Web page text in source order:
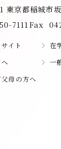
東京都稲城市
7111Fax
イト
在
一
母の方へ